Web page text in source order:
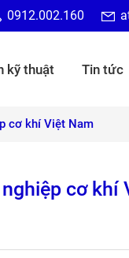
0912.002.160
kỹ thuật Tin tức
cơ khí Việt Nam
cơ khí